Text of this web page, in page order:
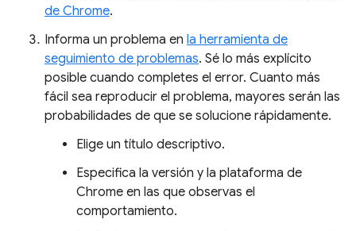
de Chrome.
Informa un problema en la herramienta de
seguimiento de problemas. Sé lo más explícito
posible cuando completes el error. Cuanto más
fácil sea reproducir el problema, mayores serán las
probabilidades de que se solucione rápidamente.
Elige un título descriptivo.
Especifica la versión y la plataforma de
Chrome en las que observas el
comportamiento.